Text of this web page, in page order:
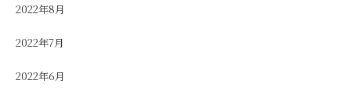
2022年8月
2022年7月
2022年6月